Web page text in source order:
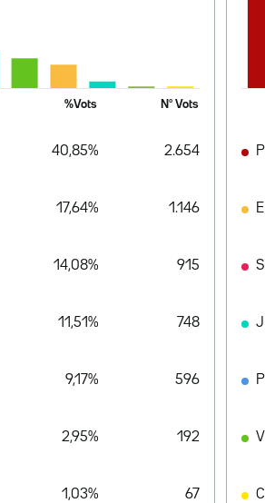
%Vots Nº Vots
40,85% 2.654
17,64% 1.146
14,08% 915
11,51% 748
9,17% 596
2,95% 192
1,03% 67